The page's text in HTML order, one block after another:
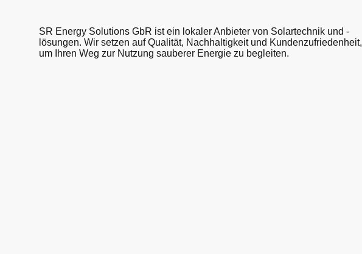
SR Energy Solutions GbR ist ein lokaler Anbieter von Solartechnik und -
lösungen. Wir setzen auf Qualität, Nachhaltigkeit und Kundenzufriedenheit,
um Ihren Weg zur Nutzung sauberer Energie zu begleiten.